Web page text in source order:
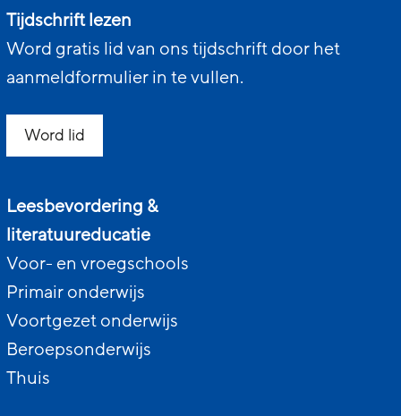
Tijdschrift lezen
Word gratis lid van ons tijdschrift door het
aanmeldformulier in te vullen.
Word lid
Leesbevordering &
literatuureducatie
Voor- en vroegschools
Primair onderwijs
Voortgezet onderwijs
Beroepsonderwijs
Thuis